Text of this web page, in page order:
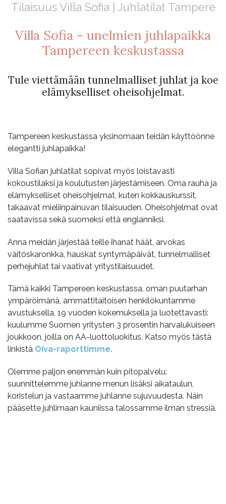
Tilaisuus Villa Sofia | Juhlatilat Tampere
Villa Sofia - unelmien juhlapaikka
Tampereen keskustassa
Tule viettämään tunnelmalliset juhlat ja koe
elämykselliset oheisohjelmat.
Tampereen keskustassa yksinomaan teidän käyttöönne
elegantti juhlapaikka!
Villa Sofian juhlatilat sopivat myös loistavasti
kokoustilaksi ja koulutusten järjestämiseen. Oma rauha ja
elämykselliset oheisohjelmat, kuten kokkauskurssit,
takaavat mieliinpainuvan tilaisuuden. Oheisohjelmat ovat
saatavissa sekä suomeksi että englanniksi.
Anna meidän järjestää teille ihanat häät, arvokas
väitöskaronkka, hauskat syntymäpäivät, tunnelmalliset
perhejuhlat tai vaativat yritystilaisuudet.
Tämä kaikki Tampereen keskustassa, oman puutarhan
ympäröimänä, ammattitaitoisen henkilökuntamme
avustuksella, 19 vuoden kokemuksella ja luotettavasti:
kuulumme Suomen yritysten 3 prosentin harvalukuiseen
joukkoon, joilla on AA-luottoluokitus. Katso myös tästä
linkistä Oiva-raporttimme.
Olemme paljon enemmän kuin pitopalvelu:
suunnittelemme juhlanne menun lisäksi aikataulun,
koristelun ja vastaamme juhlanne sujuvuudesta. Näin
pääsette juhlimaan kauniissa talossamme ilman stressiä.